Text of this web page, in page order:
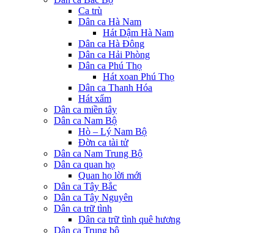
Ca trù
Dân ca Hà Nam
Hát Dậm Hà Nam
Dân ca Hà Đông
Dân ca Hải Phòng
Dân ca Phú Thọ
Hát xoan Phú Thọ
Dân ca Thanh Hóa
Hát xẩm
Dân ca miền tây
Dân ca Nam Bộ
Hò – Lý Nam Bộ
Đờn ca tài tử
Dân ca Nam Trung Bộ
Dân ca quan họ
Quan họ lời mới
Dân ca Tây Bắc
Dân ca Tây Nguyên
Dân ca trữ tình
Dân ca trữ tình quê hương
Dân ca Trung bộ